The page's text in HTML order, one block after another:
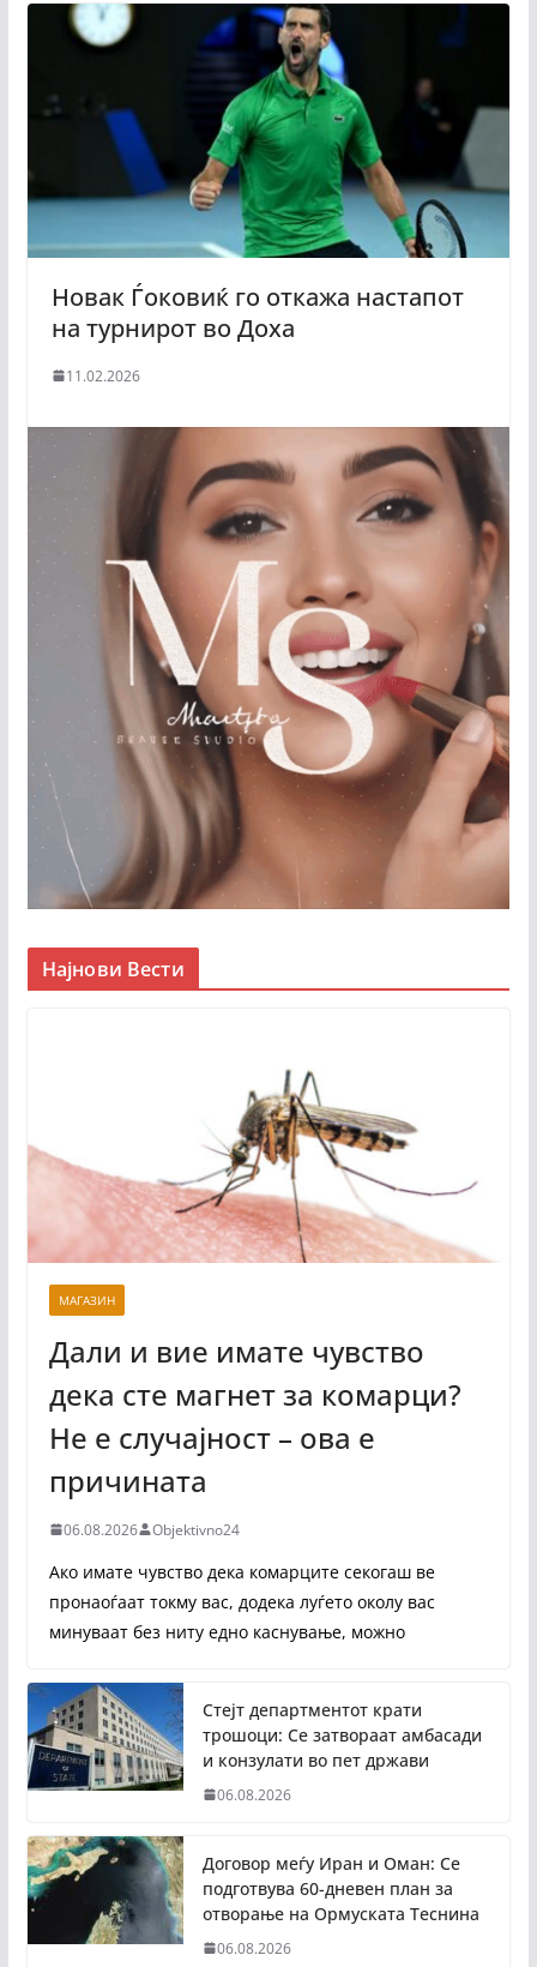
Новак Ѓоковиќ го откажа настапот
на турнирот во Доха
11.02.2026
Најнови Вести
МАГАЗИН
Дали и вие имате чувство
дека сте магнет за комарци?
Не е случајност – ова е
причината
06.08.2026 Objektivno24
Ако имате чувство дека комарците секогаш ве
пронаоѓаат токму вас, додека луѓето околу вас
минуваат без ниту едно каснување, можно
Стејт департментот крати
трошоци: Се затвораат амбасади
и конзулати во пет држави
06.08.2026
Договор меѓу Иран и Оман: Се
подготвува 60-дневен план за
отворање на Ормуската Теснина
06.08.2026